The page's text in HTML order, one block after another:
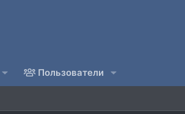
Пользователи